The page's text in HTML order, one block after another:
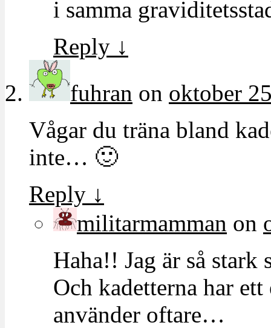
i samma
Reply ↓
fuhran on oktober
Vågar du träna bland
inte… 🙂
Reply ↓
militarmamman on
Haha!! Jag är så
Och kadetterna har
använder oftare…